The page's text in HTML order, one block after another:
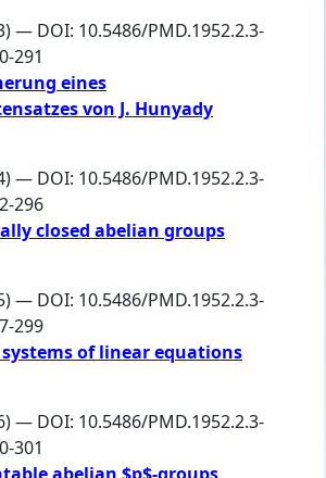
— DOI: 10.5486/PMD.1952.2.3-
291
eines
von J. Hunyady
— DOI: 10.5486/PMD.1952.2.3-
296
closed abelian groups
— DOI: 10.5486/PMD.1952.2.3-
299
of linear equations
— DOI: 10.5486/PMD.1952.2.3-
301